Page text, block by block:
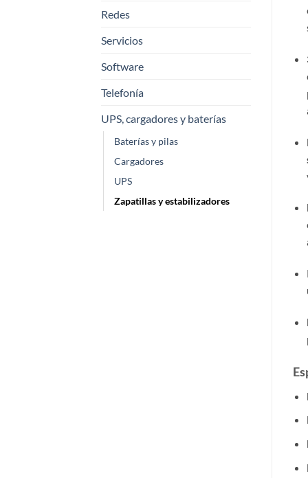
Redes
Servicios
Software
Telefonía
UPS, cargadores y baterías
Baterías y pilas
Cargadores
UPS
Zapatillas y estabilizadores